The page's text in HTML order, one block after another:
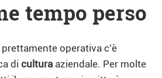
tempo perso
operativa c’è
di cultura aziendale. Per molte